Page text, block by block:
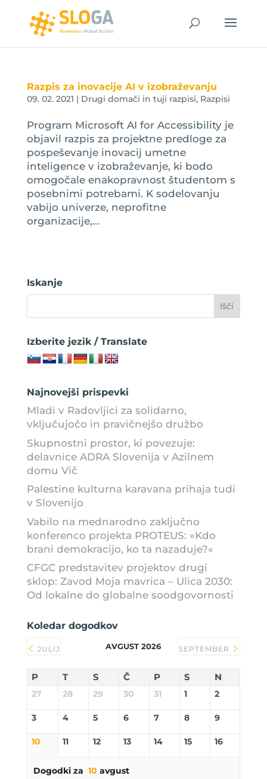
Razpis za inovacije AI v izobraževanju
09. 02. 2021 | Drugi domači in tuji razpisi, Razpisi
Program Microsoft AI for Accessibility je
objavil razpis za projektne predloge za
pospeševanje inovacij umetne
inteligence v izobraževanje, ki bodo
omogočale enakopravnost študentom s
posebnimi potrebami. K sodelovanju
vabijo univerze, neprofitne
organizacije,...
Iskanje
Izberite jezik / Translate
Najnovejši prispevki
Mladi v Radovljici za solidarno,
vključujočo in pravičnejšo družbo
Skupnostni prostor, ki povezuje:
delavnice ADRA Slovenija v Azilnem
domu Vič
Palestine kulturna karavana prihaja tudi
v Slovenijo
Vabilo na mednarodno zaključno
konferenco projekta PROTEUS: »Kdo
brani demokracijo, ko ta nazaduje?«
CFGC predstavitev projektov drugi
sklop: Zavod Moja mavrica – Ulica 2030:
Od lokalne do globalne soodgovornosti
Koledar dogodkov
JULIJ AVGUST 2026 SEPTEMBER
P T S Č P S N
27 28 29 30 31 1 2
3 4 5 6 7 8 9
10 11 12 13 14 15 16
Dogodki za 10 avgust